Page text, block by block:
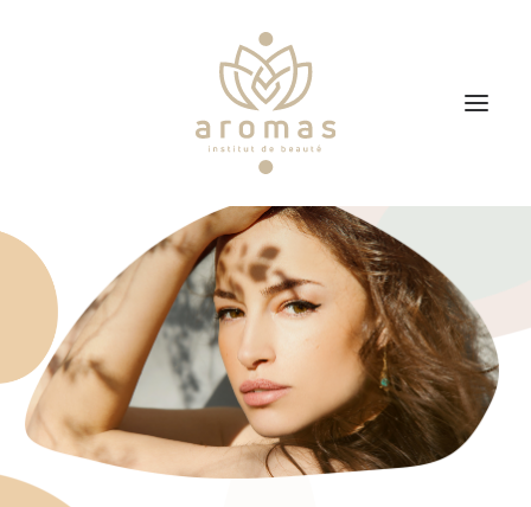
Soins
Je veux faire un bon cadeau
Plan d’accès
Prendre RDV